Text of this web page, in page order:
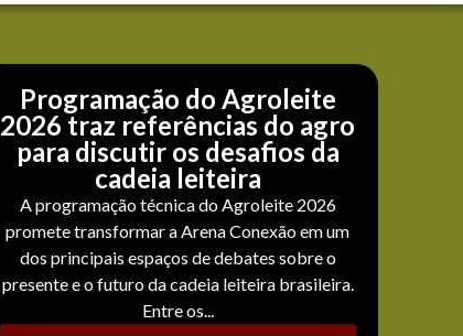
Programação do Agroleite
2026 traz referências do agro
para discutir os desafios da
cadeia leiteira
A programação técnica do Agroleite 2026
promete transformar a Arena Conexão em um
dos principais espaços de debates sobre o
presente e o futuro da cadeia leiteira brasileira.
Entre os...